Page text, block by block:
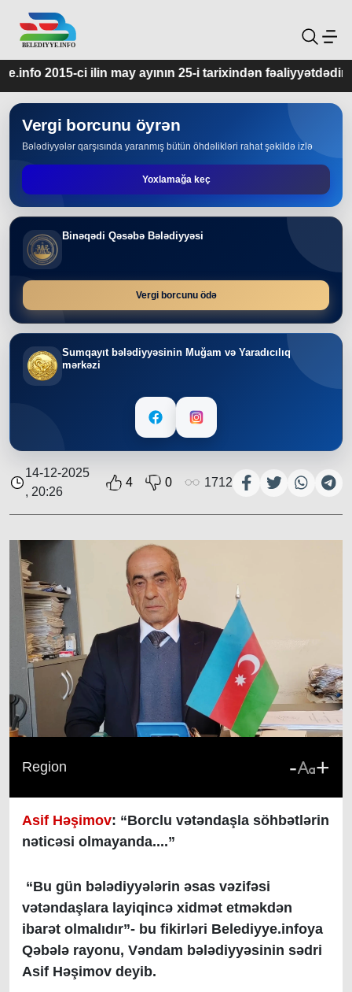
ayının 25-i tarixindən fəaliyyətdədir.
Vergi borcunu öyrən
Bələdiyyələr qarşısında yaranmış bütün öhdəlikləri rahat şəkildə izlə
Yoxlamağa keç
Binəqədi Qəsəbə Bələdiyyəsi
Vergi borcunu ödə
Sumqayıt bələdiyyəsinin Muğam və Yaradıcılıq
mərkəzi
14-12-2025
, 20:26
4 0 1712
Region - +
Asif Həşimov: “Borclu vətəndaşla söhbətlərin
nəticəsi olmayanda....”
“Bu gün bələdiyyələrin əsas vəzifəsi
vətəndaşlara layiqincə xidmət etməkdən
ibarət olmalıdır”- bu fikirləri Belediyye.infoya
Qəbələ rayonu, Vəndam bələdiyyəsinin sədri
Asif Həşimov deyib.